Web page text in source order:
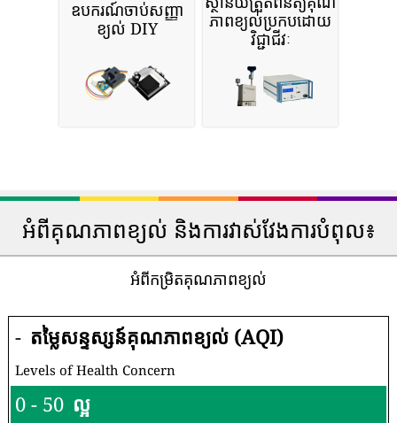
ឧបករណ៍ចាប់សញ្ញា
ខ្យល់ DIY
ភាពខ្យល់ប្រកបដោយ
វិជ្ជាជីវៈ
អំពីគុណភាពខ្យល់ និងការវាស់វែងការបំពុល៖
អំពីកម្រិតគុណភាពខ្យល់
- តម្លៃសន្ទស្សន៍គុណភាពខ្យល់ (AQI)
Levels of Health Concern
0 - 50 ល្អ